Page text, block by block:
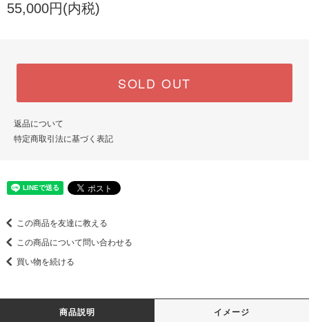
55,000円(内税)
SOLD OUT
返品について
特定商取引法に基づく表記
この商品を友達に教える
この商品について問い合わせる
買い物を続ける
商品説明 イメージ